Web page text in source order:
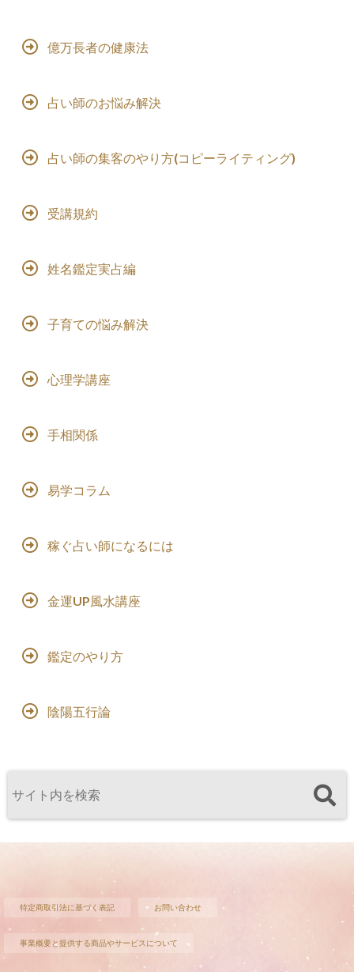
億万長者の健康法
占い師のお悩み解決
占い師の集客のやり方(コピーライティング)
受講規約
姓名鑑定実占編
子育ての悩み解決
心理学講座
手相関係
易学コラム
稼ぐ占い師になるには
金運UP風水講座
鑑定のやり方
陰陽五行論
特定商取引法に基づく表記 お問い合わせ
事業概要と提供する商品やサービスについて